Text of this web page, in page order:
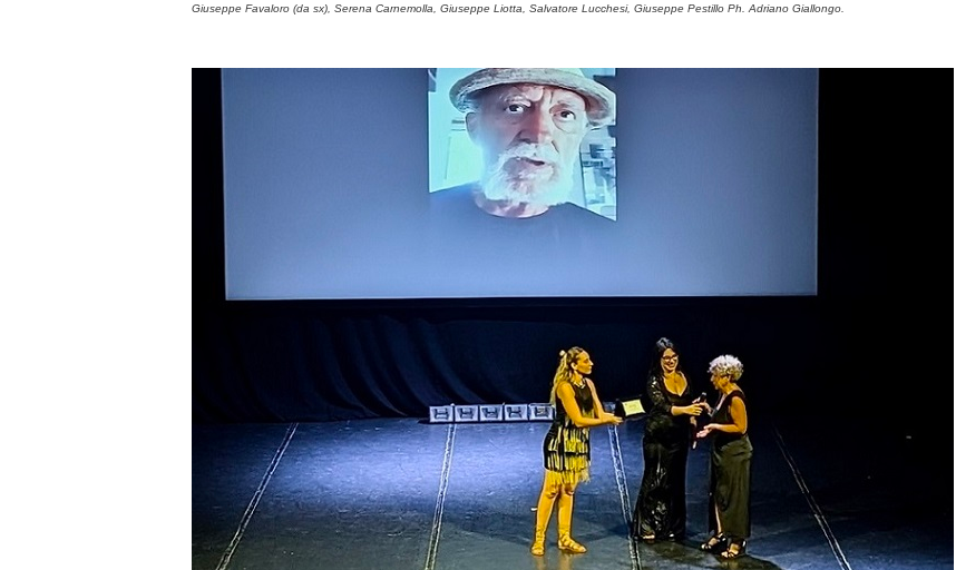
Giuseppe Favaloro (da sx), Serena Carnemolla, Giuseppe Liotta, Salvatore Lucchesi, Giuseppe Pestillo Ph. Adriano Giallongo.